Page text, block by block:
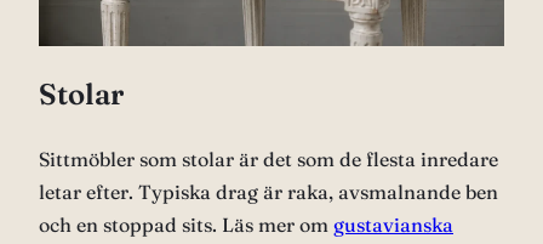
Stolar
Sittmöbler som stolar är det som de flesta inredare
letar efter. Typiska drag är raka, avsmalnande ben
och en stoppad sits. Läs mer om gustavianska